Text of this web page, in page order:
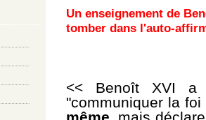
Un enseignement de
tomber dans l'auto-
<< Benoît XVI a
"communiquer la